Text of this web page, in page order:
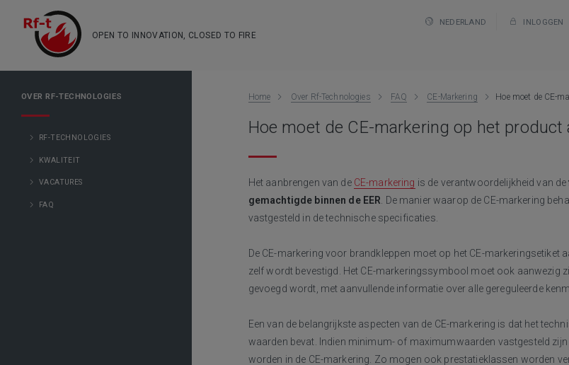
OPEN TO INNOVATION, CLOSED TO FIRE
NEDERLAND INLOGGEN
OVER RF-TECHNOLOGIES
RF-TECHNOLOGIES
KWALITEIT
VACATURES
FAQ
Home Over Rf-Technologies FAQ CE-Markering Hoe moet de CE-
Hoe moet de CE-markering op het product
Het aanbrengen van de CE-markering is de verantwoordelijkheid van de
gemachtigde binnen de EER. De manier waarop de CE-markering
vastgesteld in de technische specificaties.
De CE-markering voor brandkleppen moet op het CE-
zelf wordt bevestigd. Het CE-markeringssymbool moet ook aanwezig
gevoegd wordt, met aanvullende informatie over alle gereguleerde
Een van de belangrijkste aspecten van de CE-markering is dat het
waarden bevat. Indien minimum- of maximumwaarden vastgesteld
worden in de CE-markering. Zo mogen ook prestatieklassen worden